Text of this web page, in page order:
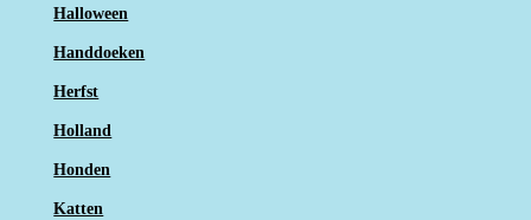
Halloween
Handdoeken
Herfst
Holland
Honden
Katten